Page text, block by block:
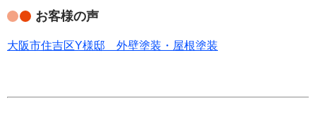
お客様の声
大阪市住吉区Y様邸 外壁塗装・屋根塗装